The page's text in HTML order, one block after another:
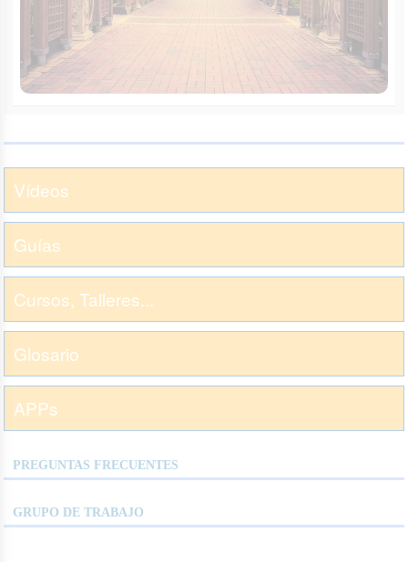
Vídeos
Guías
Cursos, Talleres...
Glosario
APPs
PREGUNTAS FRECUENTES
GRUPO DE TRABAJO